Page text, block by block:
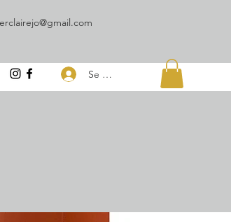
Se connecter